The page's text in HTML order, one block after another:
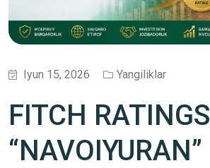
Iyun 15, 2026 Yangiliklar
FITCH RATINGS
“NAVOIYURAN”